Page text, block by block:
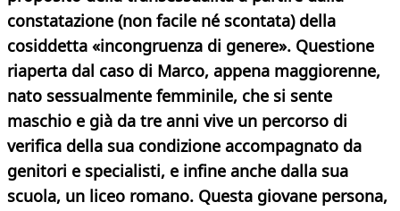
constatazione (non facile né scontata) della
cosiddetta «incongruenza di genere». Questione
riaperta dal caso di Marco, appena maggiorenne,
nato sessualmente femminile, che si sente
maschio e già da tre anni vive un percorso di
verifica della sua condizione accompagnato da
genitori e specialisti, e infine anche dalla sua
scuola, un liceo romano. Questa giovane persona,